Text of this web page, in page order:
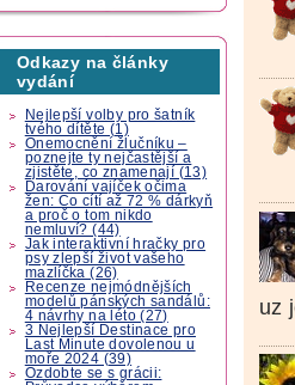
Odkazy na články
vydání
Nejlepší volby pro šatník
tvého dítěte (1)
Onemocnění žlučníku –
poznejte ty nejčastější a
zjistěte, co znamenají (13)
Darování vajíček očima
žen: Co cítí až 72 % dárkyň
a proč o tom nikdo
nemluví? (44)
Jak interaktivní hračky pro
psy zlepší život vašeho
mazlíčka (26)
Recenze nejmódnějších
modelů pánských sandálů:
4 návrhy na léto (27)
3 Nejlepší Destinace pro
Last Minute dovolenou u
moře 2024 (39)
Ozdobte se s grácii:
uz